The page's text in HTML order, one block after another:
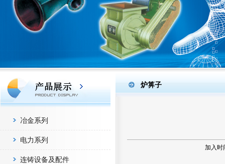
冶金系列
电力系列
连铸设备及配件
炉箅子
加入